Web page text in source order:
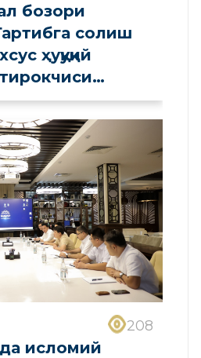
бозори
ҳуқуқий
208
исломий